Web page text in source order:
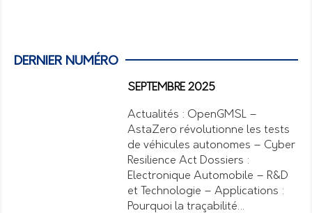
DERNIER NUMÉRO
SEPTEMBRE 2025
Actualités : OpenGMSL –
AstaZero révolutionne les tests
de véhicules autonomes – Cyber
Resilience Act Dossiers :
Electronique Automobile – R&D
et Technologie – Applications :
Pourquoi la traçabilité…